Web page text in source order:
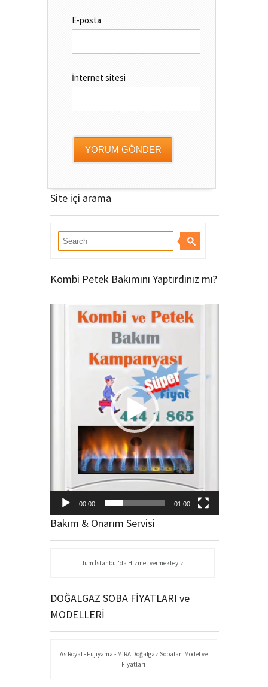
E-posta
İnternet sitesi
Site içi arama
Kombi Petek Bakımını Yaptırdınız mı?
oynatıcı
00:00 01:00
Bakım & Onarım Servisi
Tüm İstanbul'da Hizmet vermekteyiz
DOĞALGAZ SOBA FİYATLARI ve
MODELLERİ
As Royal - Fujiyama - MİRA Doğalgaz Sobaları Model ve
Fiyatları